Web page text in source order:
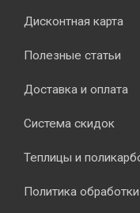
Дисконтная карта
Полезные статьи
Доставка и оплата
Система скидок
Теплицы и
Политика